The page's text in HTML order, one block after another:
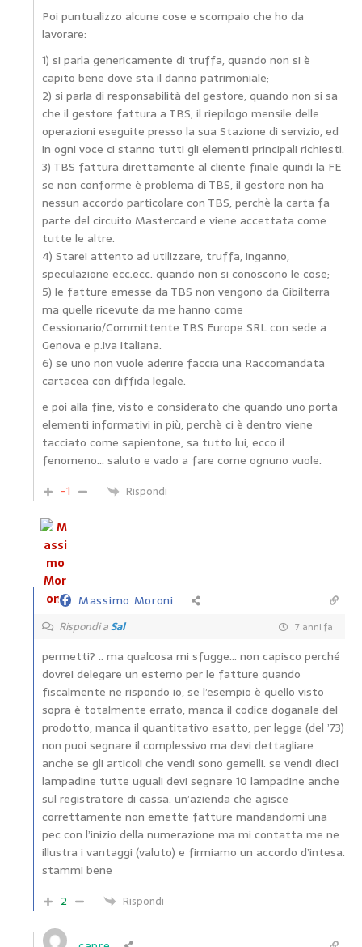
Poi puntualizzo alcune cose e scompaio che ho da
lavorare:
1) si parla genericamente di truffa, quando non si è
capito bene dove sta il danno patrimoniale;
2) si parla di responsabilità del gestore, quando non si sa
che il gestore fattura a TBS, il riepilogo mensile delle
operazioni eseguite presso la sua Stazione di servizio, ed
in ogni voce ci stanno tutti gli elementi principali richiesti.
3) TBS fattura direttamente al cliente finale quindi la FE
se non conforme è problema di TBS, il gestore non ha
nessun accordo particolare con TBS, perchè la carta fa
parte del circuito Mastercard e viene accettata come
tutte le altre.
4) Starei attento ad utilizzare, truffa, inganno,
speculazione ecc.ecc. quando non si conoscono le cose;
5) le fatture emesse da TBS non vengono da Gibilterra
ma quelle ricevute da me hanno come
Cessionario/Committente TBS Europe SRL con sede a
Genova e p.iva italiana.
6) se uno non vuole aderire faccia una Raccomandata
cartacea con diffida legale.
e poi alla fine, visto e considerato che quando uno porta
elementi informativi in più, perchè ci è dentro viene
tacciato come sapientone, sa tutto lui, ecco il
fenomeno… saluto e vado a fare come ognuno vuole.
-1
Rispondi
Massimo Moroni
Rispondi aSal 7 anni fa
permetti? .. ma qualcosa mi sfugge… non capisco perché
dovrei delegare un esterno per le fatture quando
fiscalmente ne rispondo io, se l’esempio è quello visto
sopra è totalmente errato, manca il codice doganale del
prodotto, manca il quantitativo esatto, per legge (del ’73)
non puoi segnare il complessivo ma devi dettagliare
anche se gli articoli che vendi sono gemelli. se vendi dieci
lampadine tutte uguali devi segnare 10 lampadine anche
sul registratore di cassa. un’azienda che agisce
correttamente non emette fatture mandandomi una
pec con l’inizio della numerazione ma mi contatta me ne
illustra i vantaggi (valuto) e firmiamo un accordo d’intesa.
stammi bene
2
Rispondi